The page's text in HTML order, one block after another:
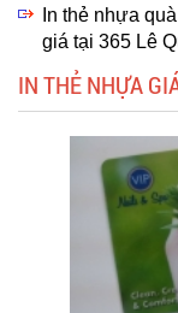
In thẻ nhựa
giá tại 365 Lê
IN THẺ NHỰA